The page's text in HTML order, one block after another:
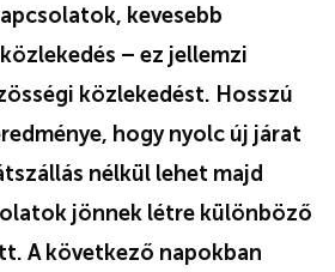
kevesebb
– ez jellemzi
közlekedést. Hosszú
hogy nyolc új járat
nélkül lehet majd
jönnek létre különböző
A következő napokban